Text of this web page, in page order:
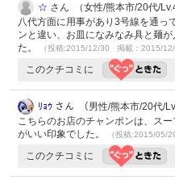
☆ さん （女性/熊本市/20代/
八代方面に用事があり3号線を通っ
ンと違い、お皿になみなみ具と麺
た。
（投稿:2015/12/30 掲載：2015/12/
このクチコミに
ﾘｮｳ さん （男性/熊本市/20代/
こちらのお店のチャンポンは、ス
がいい印象でした。
（投稿:2015/05/
このクチコミに